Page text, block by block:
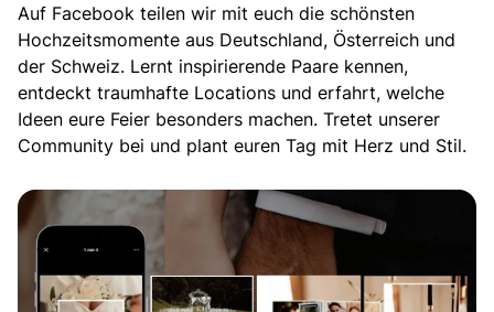
Auf Facebook teilen wir mit euch die schönsten
Hochzeitsmomente aus Deutschland, Österreich und
der Schweiz. Lernt inspirierende Paare kennen,
entdeckt traumhafte Locations und erfahrt, welche
Ideen eure Feier besonders machen. Tretet unserer
Community bei und plant euren Tag mit Herz und Stil.
Echte Geschichten. Echte Emotionen.